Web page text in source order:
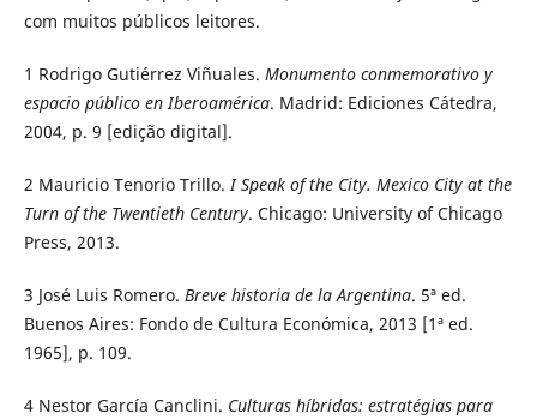
com muitos públicos leitores.
1 Rodrigo Gutiérrez Viñuales. Monumento conmemorativo y
espacio público en Iberoamérica. Madrid: Ediciones Cátedra,
2004, p. 9 [edição digital].
2 Mauricio Tenorio Trillo.I Speak of the City. Mexico City at the
Turn of the Twentieth Century. Chicago: University of Chicago
Press, 2013.
3 José Luis Romero. Breve historia de la Argentina. 5ª ed.
Buenos Aires: Fondo de Cultura Económica, 2013 [1ª ed.
1965], p. 109.
4Nestor García Canclini. Culturas híbridas: estratégias para